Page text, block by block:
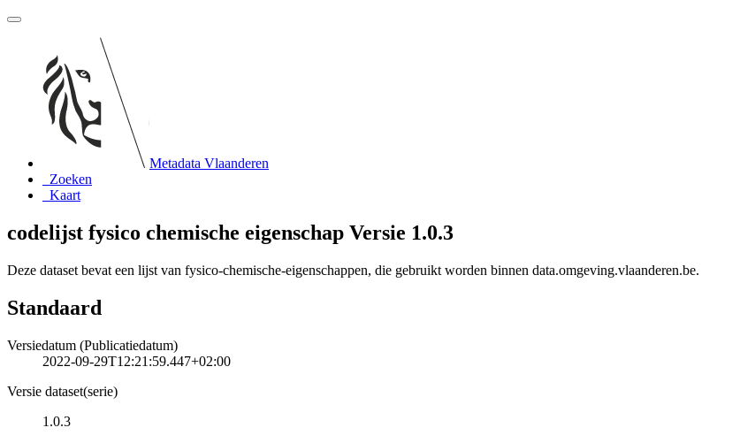
Metadata Vlaanderen
Zoeken
Kaart
codelijst fysico chemische eigenschap Versie 1.0.3
Deze dataset bevat een lijst van fysico-chemische-eigenschappen, die gebruikt worden binnen data.omgeving.vlaanderen.be.
Standaard
Versiedatum (Publicatiedatum)
2022-09-29T12:21:59.447+02:00
Versie dataset(serie)
1.0.3